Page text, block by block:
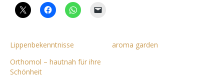
Lippenbekenntnisse
aroma garden
Orthomol – hautnah für ihre
Schönheit